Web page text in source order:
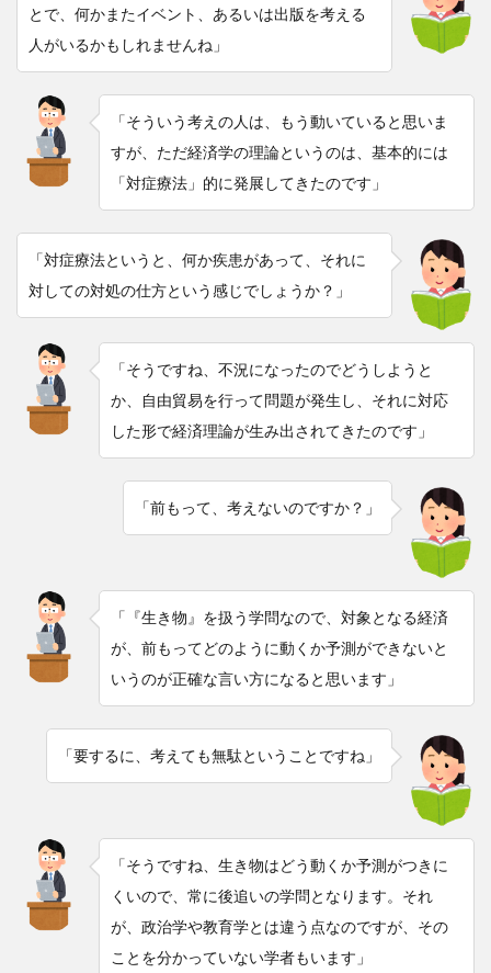
とで、何かまたイベント、あるいは出版を考える
人がいるかもしれませんね」
「そういう考えの人は、もう動いていると思いま
すが、ただ経済学の理論というのは、基本的には
「対症療法」的に発展してきたのです」
「対症療法というと、何か疾患があって、それに
対しての対処の仕方という感じでしょうか？」
「そうですね、不況になったのでどうしようと
か、自由貿易を行って問題が発生し、それに対応
した形で経済理論が生み出されてきたのです」
「前もって、考えないのですか？」
「『生き物』を扱う学問なので、対象となる経済
が、前もってどのように動くか予測ができないと
いうのが正確な言い方になると思います」
「要するに、考えても無駄ということですね」
「そうですね、生き物はどう動くか予測がつきに
くいので、常に後追いの学問となります。それ
が、政治学や教育学とは違う点なのですが、その
ことを分かっていない学者もいます」